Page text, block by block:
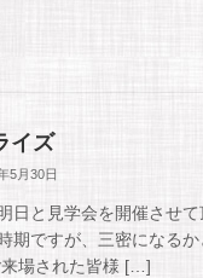
イズ
5月30日
日と見学会を開催させ
期ですが、三密になる
場された皆様 […]